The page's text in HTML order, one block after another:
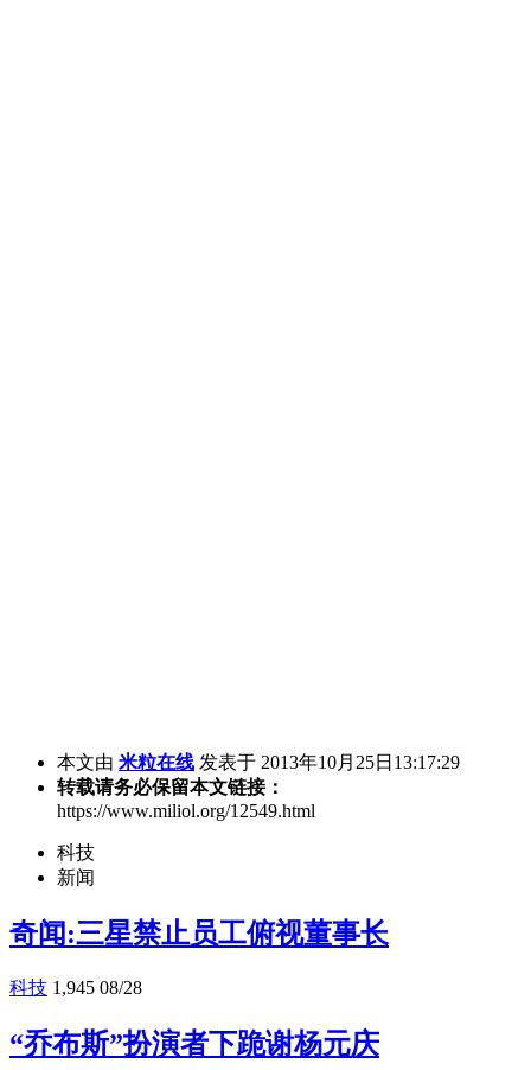
本文由 米粒在线 发表于 2013年10月25日13:17:29
转载请务必保留本文链接：
https://www.miliol.org/12549.html
科技
新闻
奇闻:三星禁止员工俯视董事长
科技 1,945 08/28
“乔布斯”扮演者下跪谢杨元庆